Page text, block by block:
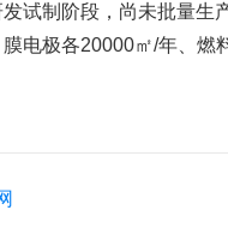
试制阶段，尚未批量生
电极各20000㎡/年、燃